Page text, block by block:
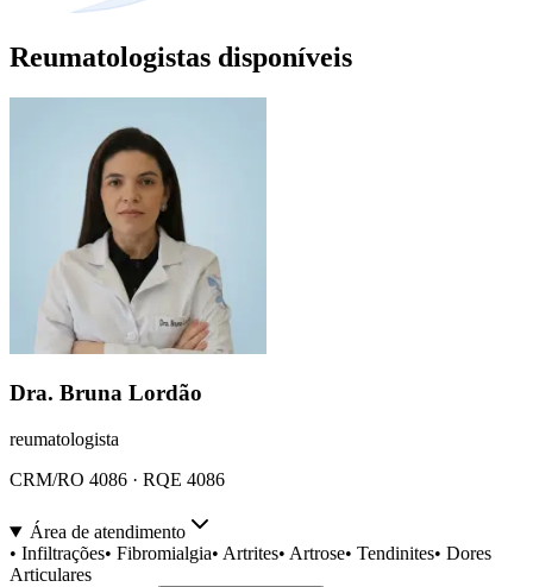
Reumatologistas disponíveis
Dra. Bruna Lordão
reumatologista
CRM/RO 4086 · RQE 4086
Área de atendimento
• Infiltrações• Fibromialgia• Artrites• Artrose• Tendinites• Dores
Articulares